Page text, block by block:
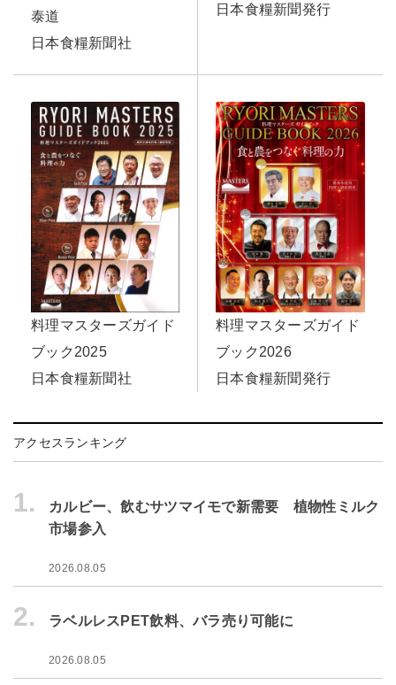
泰道
日本食糧新聞社
日本食糧新聞発行
料理マスターズガイド
ブック2025
日本食糧新聞社
料理マスターズガイド
ブック2026
日本食糧新聞発行
アクセスランキング
1.
カルビー、飲むサツマイモで新需要 植物性ミルク
市場参入
2026.08.05
2. ラベルレスPET飲料、バラ売り可能に
2026.08.05